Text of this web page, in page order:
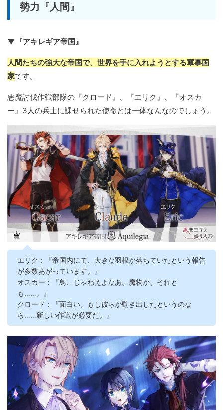
勢力『人間』
▼『アキレギア帝国』
人間たちの強大な帝国で、世界を手に入れようとする軍事国
家です。
悪魔討伐作戦部隊の『クロード』、『エリク』、『オスカ
ー』3人の兵士に課せられた使命とは一体なんなのでしょう。
エリク：『帝国内にて、大きな羽根が落ちていたという報告
が多数あがっています。』
オスカー：『鳥、じゃねえよなあ。魔物か、それと
も……。』
クロード：『面白い。もし彼らが動き出したというのな
ら……新しい作戦が必要だ。』